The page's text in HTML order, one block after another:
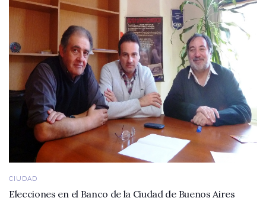
CIUDAD
Elecciones en el Banco de la Ciudad de Buenos Aires